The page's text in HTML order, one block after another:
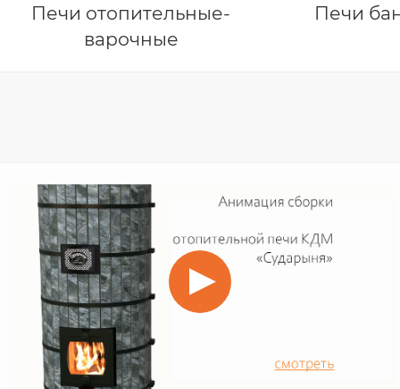
Печи отопительные-
варочные
Печи